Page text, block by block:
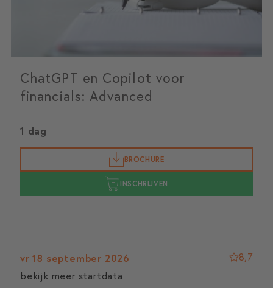
ChatGPT en Copilot voor
financials: Advanced
1 dag
BROCHURE
INSCHRIJVEN
vr 18 september 2026
bekijk meer startdata
8,7